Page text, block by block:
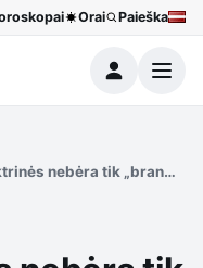
Orai Paieška
Meniu
nebėra tik „brangus